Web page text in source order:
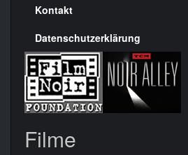
Kontakt
Datenschutzerklärung
Filme